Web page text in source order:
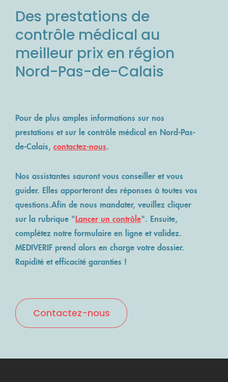
Des prestations de
contrôle médical au
meilleur prix en région
Nord-Pas-de-Calais
Pour de plus amples informations sur nos
prestations et sur le contrôle médical en Nord-Pas-
de-Calais, contactez-nous.
Nos assistantes sauront vous conseiller et vous
guider. Elles apporteront des réponses à toutes vos
questions.Afin de nous mandater, veuillez cliquer
sur la rubrique "Lancer un contrôle". Ensuite,
complétez notre formulaire en ligne et validez.
MEDIVERIF prend alors en charge votre dossier.
Rapidité et efficacité garanties !
Contactez-nous